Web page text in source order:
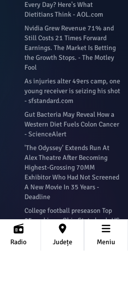
Every Day? Here's What
Dietitians Think - AOL.com
Nvidia Grew Revenue 71% and
Still Costs 21 Times Forward
Earnings. The Market Is Betting
the Growth Stops. - The Motley
Fool
As injuries alter 49ers camp, one
young receiver is seizing his shot
- sfstandard.com
Gut Bacteria May Reveal How a
Western Diet Fuels Colon Cancer
- ScienceAlert
'The Odyssey' Extends Run At
Alex Theatre After Becoming
Highest-Grossing 70MM
Exhibitor Who Had Not Screened
A New Movie In 35 Years -
Deadline
College football preseason Top
25 rankings: Ohio State leads US
LBM Coaches Poll - USA Today
Radio Județe Meniu